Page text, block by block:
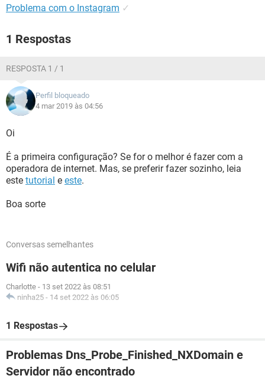
Problema com o Instagram ✓
1 Respostas
RESPOSTA 1 / 1
Perfil bloqueado
4 mar 2019 às 04:56
Oi
É a primeira configuração? Se for o melhor é fazer com a
operadora de internet. Mas, se preferir fazer sozinho, leia
este tutorial e este.
Boa sorte
Conversas semelhantes
Wifi não autentica no celular
Charlotte - 13 set 2022 às 08:51
ninha25 - 14 set 2022 às 06:05
1 Respostas
Problemas Dns_Probe_Finished_NXDomain e
Servidor não encontrado